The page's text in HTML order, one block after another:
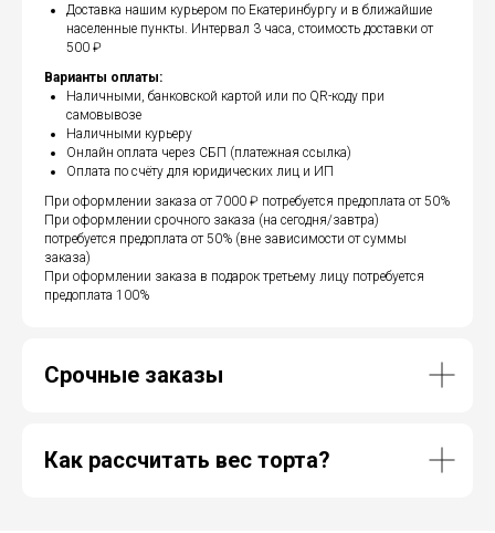
Доставка нашим курьером по Екатеринбургу и в ближайшие
населенные пункты. Интервал 3 часа, стоимость доставки от
500 ₽
Варианты оплаты:
Наличными, банковской картой или по QR-коду при
самовывозе
Наличными курьеру
Онлайн оплата через СБП (платежная ссылка)
Оплата по счёту для юридических лиц и ИП
При оформлении заказа от 7000 ₽ потребуется предоплата от 50%
При оформлении срочного заказа (на сегодня/завтра)
потребуется предоплата от 50% (вне зависимости от суммы
заказа)
При оформлении заказа в подарок третьему лицу потребуется
предоплата 100%
Срочные заказы
Как рассчитать вес торта?